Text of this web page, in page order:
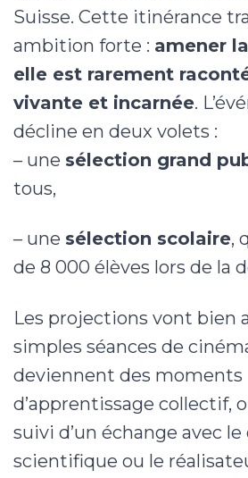
Suisse. Cette itinérance
ambition forte : amener
elle est rarement
vivante et incarnée.
décline en deux volets :
– une sélection grand
tous,
– une sélection scolaire,
de 8 000 élèves lors de la
Les projections vont bien
simples séances de
deviennent des moments
d’apprentissage collectif,
suivi d’un échange avec le
scientifique ou le